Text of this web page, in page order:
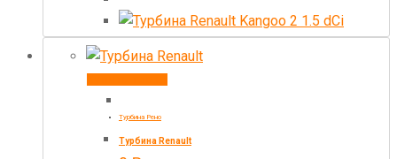
Турбина Рено
Турбина Renault